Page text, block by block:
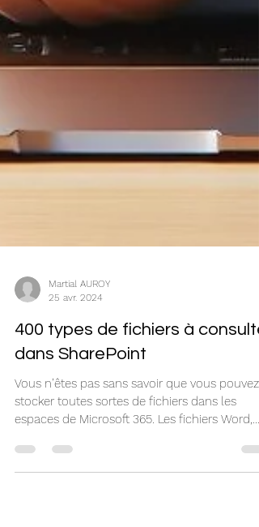
Martial AUROY
25 avr. 2024
dans SharePoint
Vous n’êtes pas sans savoir que vous pouvez
espaces de Microsoft 365. Les fichiers Word,...